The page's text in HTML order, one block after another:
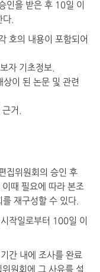
을 받은 후 10일 이
다.
의 내용이 포함되어
자 기초정보.
이 된 논문 및 관련
거.
위원회의 승인 후
때 필요에 따라 본조
재구성할 수 있다.
일로부터 100일 이
내에 조사를 완료
원회에 그 사유를 설